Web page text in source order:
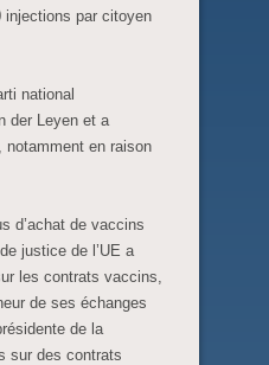
injections par citoyen
national
der Leyen et a
en raison
d’achat de vaccins
justice de l’UE a
les contrats vaccins,
de ses échanges
de la
sur des contrats